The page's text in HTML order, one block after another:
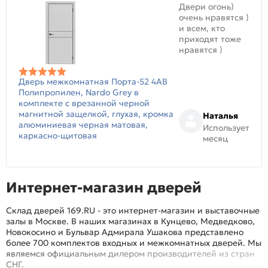
Дверь межкомнатная Порта-52 4AB
Полипропилен, Nardo Grey в
комплекте с врезанной черной
магнитной защелкой, глухая, кромка
алюминиевая черная матовая,
каркасно-щитовая
Двери огонь)
очень нравятся )
и всем, кто
приходят тоже
нравятся )
Наталья
Использует
месяц
Интернет-магазин дверей
Склад дверей 169.RU - это интернет-магазин и выставочные
залы в Москве. В наших магазинах в Кунцево, Медведково,
Новокосино и Бульвар Адмирала Ушакова представлено
более 700 комплектов входных и межкомнатных дверей. Мы
являемся официальным дилером производителей из стран
СНГ.